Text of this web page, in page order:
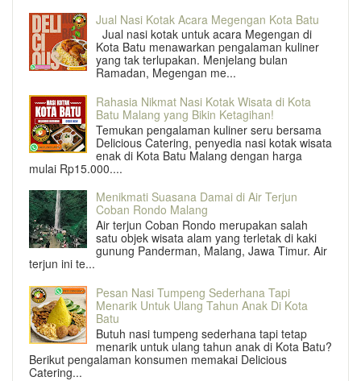
Jual Nasi Kotak Acara Megengan Kota Batu
Jual nasi kotak untuk acara Megengan di
Kota Batu menawarkan pengalaman kuliner
yang tak terlupakan. Menjelang bulan
Ramadan, Megengan me...
Rahasia Nikmat Nasi Kotak Wisata di Kota
Batu Malang yang Bikin Ketagihan!
Temukan pengalaman kuliner seru bersama
Delicious Catering, penyedia nasi kotak wisata
enak di Kota Batu Malang dengan harga
mulai Rp15.000....
Menikmati Suasana Damai di Air Terjun
Coban Rondo Malang
Air terjun Coban Rondo merupakan salah
satu objek wisata alam yang terletak di kaki
gunung Panderman, Malang, Jawa Timur. Air
terjun ini te...
Pesan Nasi Tumpeng Sederhana Tapi
Menarik Untuk Ulang Tahun Anak Di Kota
Batu
Butuh nasi tumpeng sederhana tapi tetap
menarik untuk ulang tahun anak di Kota Batu?
Berikut pengalaman konsumen memakai Delicious
Catering...